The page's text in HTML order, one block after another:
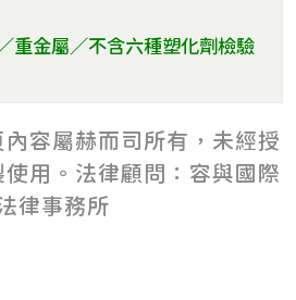
重金屬／不含六種塑化劑檢驗
容屬赫而司所有，未經授
用。法律顧問：容與國際
律事務所